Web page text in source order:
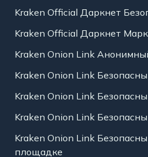
Kraken Official Даркнет
Kraken Official Даркнет
Kraken Onion Link
Kraken Onion Link
Kraken Onion Link
Kraken Onion Link
Kraken Onion Link
площадке